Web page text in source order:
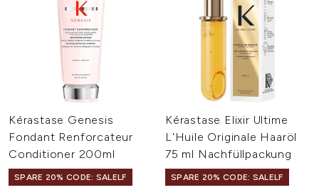
Kérastase Genesis
Fondant Renforcateur
Conditioner 200ml
SPARE 20% CODE: SALELF
Kérastase Elixir Ultime
L'Huile Originale Haaröl
75 ml Nachfüllpackung
SPARE 20% CODE: SALELF